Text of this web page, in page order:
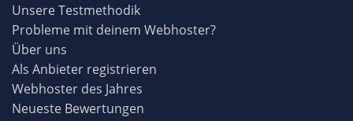
Unsere Testmethodik
Probleme mit deinem Webhoster?
Über uns
Als Anbieter registrieren
Webhoster des Jahres
Neueste Bewertungen